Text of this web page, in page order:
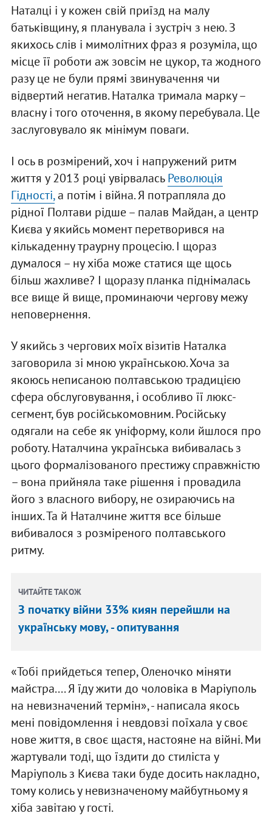
Наталці і у кожен свій приїзд на малу
батьківщину, я планувала і зустріч з нею. З
якихось слів і мимолітних фраз я розуміла, що
місце її роботи аж зовсім не цукор, та жодного
разу це не були прямі звинувачення чи
відвертий негатив. Наталка тримала марку –
власну і того оточення, в якому перебувала. Це
заслуговувало як мінімум поваги.
І ось в розмірений, хоч і напружений ритм
життя у 2013 році увірваласьРеволюція
Гідності,а потім і війна. Я потрапляла до
рідної Полтави рідше – палав Майдан, а центр
Києва у якийсь момент перетворився на
кількаденну траурну процесію. І щораз
думалося – ну хіба може статися ще щось
більш жахливе? І щоразу планка піднімалась
все вище й вище, проминаючи чергову межу
неповернення.
У якийсь з чергових моїх візитів Наталка
заговорила зі мною українською. Хоча за
якоюсь неписаною полтавською традицією
сфера обслуговування, і особливо її люкс-
сегмент, був російськомовним. Російську
одягали на себе як уніформу, коли йшлося про
роботу. Наталчина українська вибивалась з
цього формалізованого престижу справжністю
– вона прийняла таке рішення і провадила
його з власного вибору, не озираючись на
інших. Та й Наталчине життя все більше
вибивалося з розміреного полтавського
ритму.
ЧИТАЙТЕ ТАКОЖ
З початку війни 33% киян перейшли на
українську мову, - опитування
«Тобі прийдеться тепер, Оленочко міняти
майстра.... Я їду жити до чоловіка в Маріуполь
на невизначений термін», - написала якось
мені повідомлення і невдовзі поїхала у своє
нове життя, в своє щастя, настояне на війні. Ми
жартували тоді, що їздити до стиліста у
Маріуполь з Києва таки буде досить накладно,
тому колись у невизначеному майбутньому я
хіба завітаю у гості.